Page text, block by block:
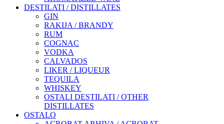
DESTILATI / DISTILLATES
GIN
RAKIJA / BRANDY
RUM
COGNAC
VODKA
CALVADOS
LIKER / LIQUEUR
TEQUILA
WHISKEY
OSTALI DESTILATI / OTHER
DISTILLATES
OSTALO